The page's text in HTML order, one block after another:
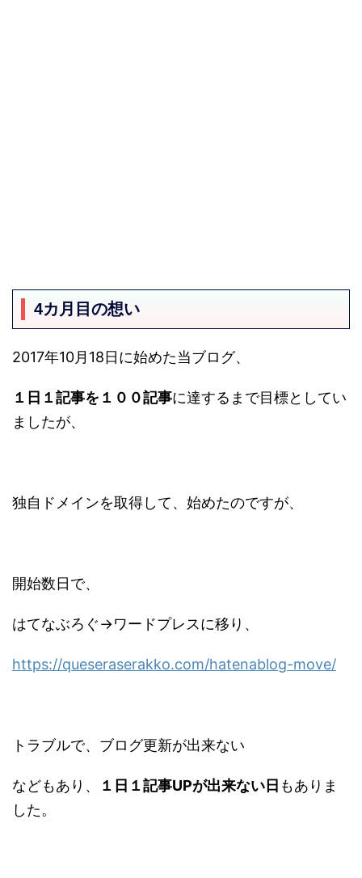
4カ月目の想い
2017年10月18日に始めた当ブログ、
１日１記事を１００記事に達するまで目標としてい
ましたが、
独自ドメインを取得して、始めたのですが、
開始数日で、
はてなぶろぐ→ワードプレスに移り、
https://queseraserakko.com/hatenablog-move/
トラブルで、ブログ更新が出来ない
などもあり、 １日１記事UPが出来ない日 もありま
した。